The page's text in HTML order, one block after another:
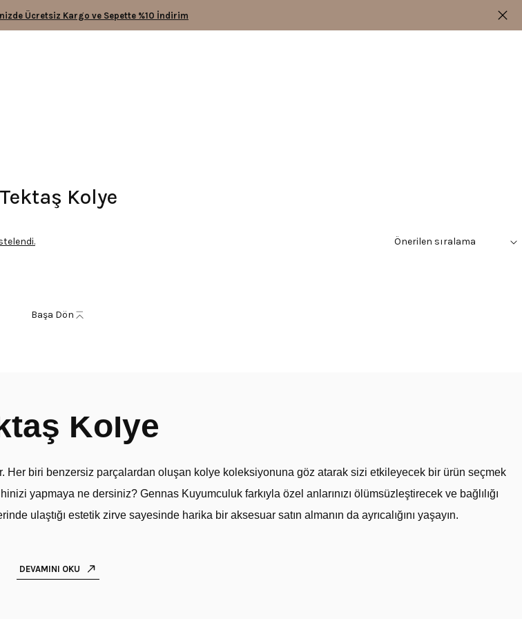
Ücretsiz Kargo ve Sepette %10 İndirim
Tektaş Kolye
Başa Dön
Kolye
Her biri benzersiz parçalardan oluşan kolye koleksiyonuna göz atarak sizi etkileyecek bir ürün seçmek
yapmaya ne dersiniz? Gennas Kuyumculuk farkıyla özel anlarınızı ölümsüzleştirecek ve bağlılığı
ulaştığı estetik zirve sayesinde harika bir aksesuar satın almanın da ayrıcalığını yaşayın.
ve kaliteye açılan kapı niteliğindedir. Uzun süre boyunca boyunda kullanılacak olan kolye, altın